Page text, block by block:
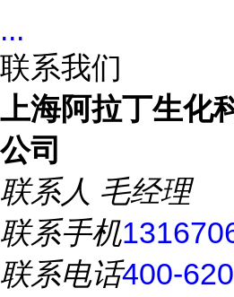
...
联系我们
上海阿拉丁生化
公司
联系人 毛经理
联系手机
联系电话400-